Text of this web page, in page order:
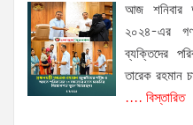
আজ শনিবার
২০২৪-এর
ব্যক্তিদের
তারেক রহমান
.... বিস্তারিত